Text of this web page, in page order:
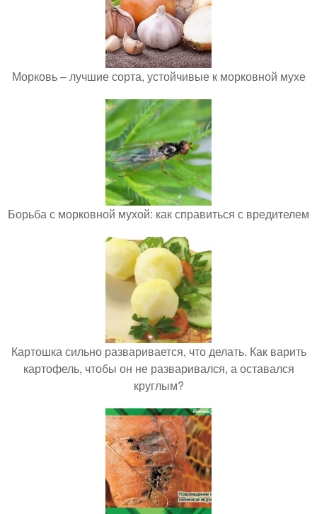
Морковь – лучшие сорта, устойчивые к морковной мухе
Борьба с морковной мухой: как справиться с вредителем
Картошка сильно разваривается, что делать. Как варить
картофель, чтобы он не разваривался, а оставался
круглым?